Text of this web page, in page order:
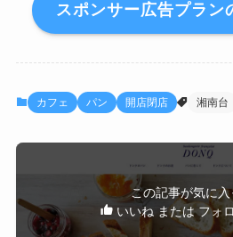
スポンサー広告プラン
カフェ パン 開店閉店 湘南台
この記事が気に
いいね または フォ